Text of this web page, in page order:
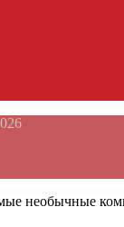
необычные